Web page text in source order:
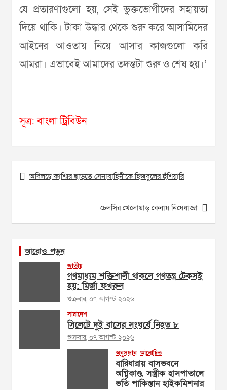
যে প্রতারণাগুলো হয়, সেই ভুক্তভোগীদের সহায়তা
দিয়ে থাকি। টাকা উদ্ধার থেকে শুরু করে আসামিদের
আইনের আওতায় নিয়ে আসার কাজগুলো করি
আমরা। এভাবেই আমাদের তদন্তটা শুরু ও শেষ হয়।’
সূত্র: বাংলা ট্রিবিউন
Post
navigation
অবিলম্বে কাশ্মির ছাড়তে সেনাবাহিনীকে হিজবুলের হুঁশিয়ারি
চেলসির খেলোয়াড় কেনায় নিষেধাজ্ঞা
আরোও পড়ুন
জাতীয়
গণমাধ্যম শক্তিশালী থাকলে গণতন্ত্র টেকসই
হয়: মির্জা ফখরুল
শুক্রবার, ০৭ আগস্ট ২০২৬
সারাদেশ
সিলেটে দুই বাসের সংঘর্ষে নিহত ৮
শুক্রবার, ০৭ আগস্ট ২০২৬
অনুসন্ধান আলোচিত
বারিধারায় বাসভবনে
অগ্নিকাণ্ড, সস্ত্রীক হাসপাতালে
ভর্তি পাকিস্তান হাইকমিশনার